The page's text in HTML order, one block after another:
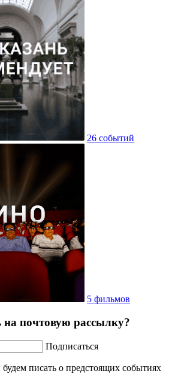
26 событий
5 фильмов
на почтовую рассылку?
Подписаться
писать о предстоящих событиях